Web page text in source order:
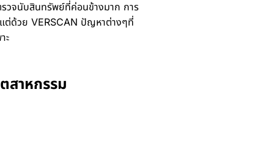
รวจนับสินทรัพย์ที่ค่อนข้างมาก การ
ต่ด้วย VERSCAN ปัญหาต่างๆที่
ะ
สาหกรรม